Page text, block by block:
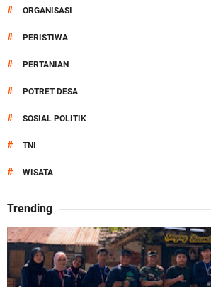
# ORGANISASI
# PERISTIWA
# PERTANIAN
# POTRET DESA
# SOSIAL POLITIK
# TNI
# WISATA
Trending